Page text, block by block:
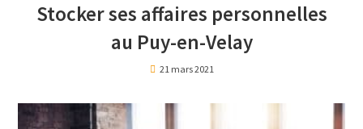
Stocker ses affaires personnelles
au Puy-en-Velay
21 mars 2021